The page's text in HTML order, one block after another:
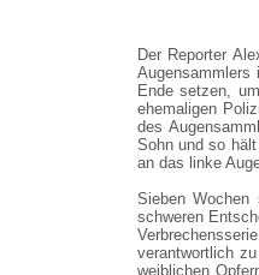
Der Reporter
Ende setzen,
ehemaligen
des
Sohn und so
an das linke
Sieben
schweren
verantwortlich
weiblichen